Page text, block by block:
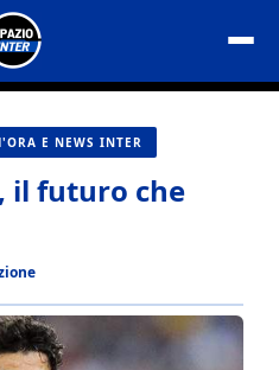
E NEWS INTER
il futuro che